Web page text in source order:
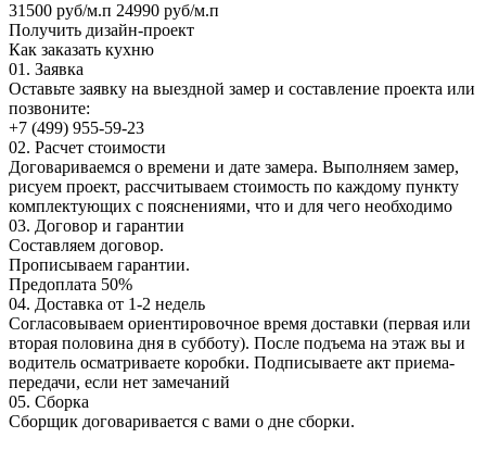
31500 руб/м.п 24990 руб/м.п
Получить дизайн-проект
Как заказать кухню
01. Заявка
Оставьте заявку на выездной замер и составление проекта или
позвоните:
+7 (499) 955-59-23
02. Расчет стоимости
Договариваемся о времени и дате замера. Выполняем замер,
рисуем проект, рассчитываем стоимость по каждому пункту
комплектующих с пояснениями, что и для чего необходимо
03. Договор и гарантии
Составляем договор.
Прописываем гарантии.
Предоплата 50%
04. Доставка от 1-2 недель
Согласовываем ориентировочное время доставки (первая или
вторая половина дня в субботу). После подъема на этаж вы и
водитель осматриваете коробки. Подписываете акт приема-
передачи, если нет замечаний
05. Сборка
Сборщик договаривается с вами о дне сборки.